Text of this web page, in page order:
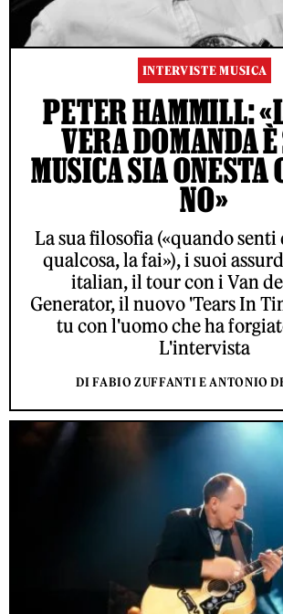
INTERVISTE MUSICA
PETER HAMMILL:
VERA DOMANDA È
MUSICA SIA ONESTA
NO»
La sua filosofia («quando
qualcosa, la fai»), i suoi
italian, il tour con i Van
Generator, il nuovo 'Tears In
tu con l'uomo che ha
L'intervista
DI FABIO ZUFFANTI E ANTONIO